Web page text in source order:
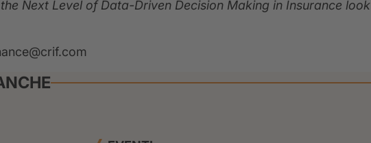
Next Level of Data-Driven Decision Making in Insurance look